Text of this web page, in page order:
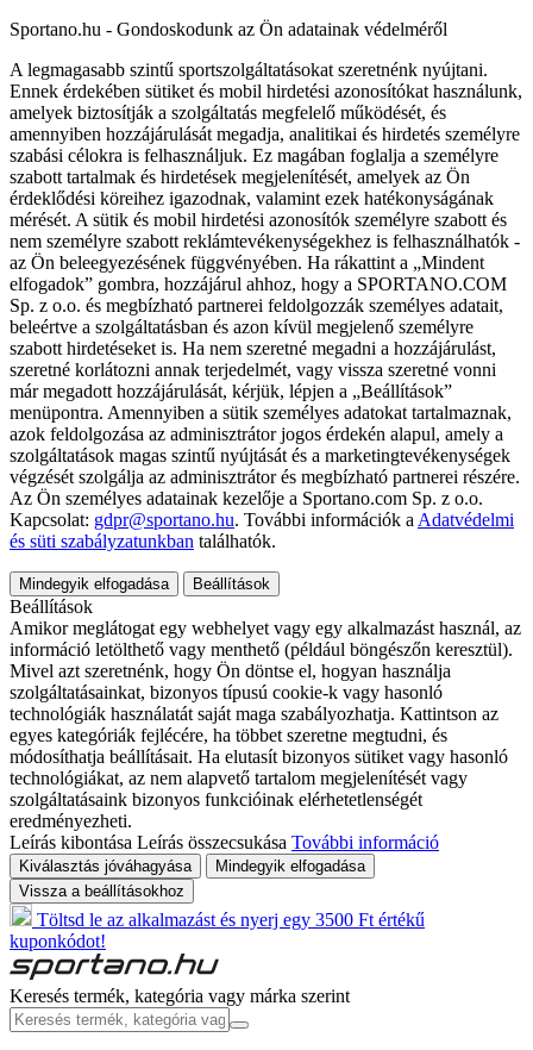
Sportano.hu - Gondoskodunk az Ön adatainak védelméről
A legmagasabb szintű sportszolgáltatásokat szeretnénk nyújtani.
Ennek érdekében sütiket és mobil hirdetési azonosítókat használunk,
amelyek biztosítják a szolgáltatás megfelelő működését, és
amennyiben hozzájárulását megadja, analitikai és hirdetés személyre
szabási célokra is felhasználjuk. Ez magában foglalja a személyre
szabott tartalmak és hirdetések megjelenítését, amelyek az Ön
érdeklődési köreihez igazodnak, valamint ezek hatékonyságának
mérését. A sütik és mobil hirdetési azonosítók személyre szabott és
nem személyre szabott reklámtevékenységekhez is felhasználhatók -
az Ön beleegyezésének függvényében. Ha rákattint a „Mindent
elfogadok” gombra, hozzájárul ahhoz, hogy a SPORTANO.COM
Sp. z o.o. és megbízható partnerei feldolgozzák személyes adatait,
beleértve a szolgáltatásban és azon kívül megjelenő személyre
szabott hirdetéseket is. Ha nem szeretné megadni a hozzájárulást,
szeretné korlátozni annak terjedelmét, vagy vissza szeretné vonni
már megadott hozzájárulását, kérjük, lépjen a „Beállítások”
menüpontra. Amennyiben a sütik személyes adatokat tartalmaznak,
azok feldolgozása az adminisztrátor jogos érdekén alapul, amely a
szolgáltatások magas szintű nyújtását és a marketingtevékenységek
végzését szolgálja az adminisztrátor és megbízható partnerei részére.
Az Ön személyes adatainak kezelője a Sportano.com Sp. z o.o.
Kapcsolat: gdpr@sportano.hu. További információk a Adatvédelmi
és süti szabályzatunkban találhatók.
Mindegyik elfogadása Beállítások
Beállítások
Amikor meglátogat egy webhelyet vagy egy alkalmazást használ, az
információ letölthető vagy menthető (például böngészőn keresztül).
Mivel azt szeretnénk, hogy Ön döntse el, hogyan használja
szolgáltatásainkat, bizonyos típusú cookie-k vagy hasonló
technológiák használatát saját maga szabályozhatja. Kattintson az
egyes kategóriák fejlécére, ha többet szeretne megtudni, és
módosíthatja beállításait. Ha elutasít bizonyos sütiket vagy hasonló
technológiákat, az nem alapvető tartalom megjelenítését vagy
szolgáltatásaink bizonyos funkcióinak elérhetetlenségét
eredményezheti.
Leírás kibontása Leírás összecsukása További információ
Kiválasztás jóváhagyása
Mindegyik elfogadása
Vissza a beállításokhoz
Töltsd le az alkalmazást és nyerj egy 3500 Ft értékű
kuponkódot!
Keresés termék, kategória vagy márka szerint